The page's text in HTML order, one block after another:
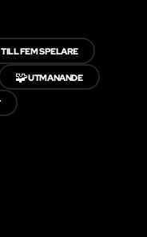
FEM SPELARE
🧩UTMANANDE